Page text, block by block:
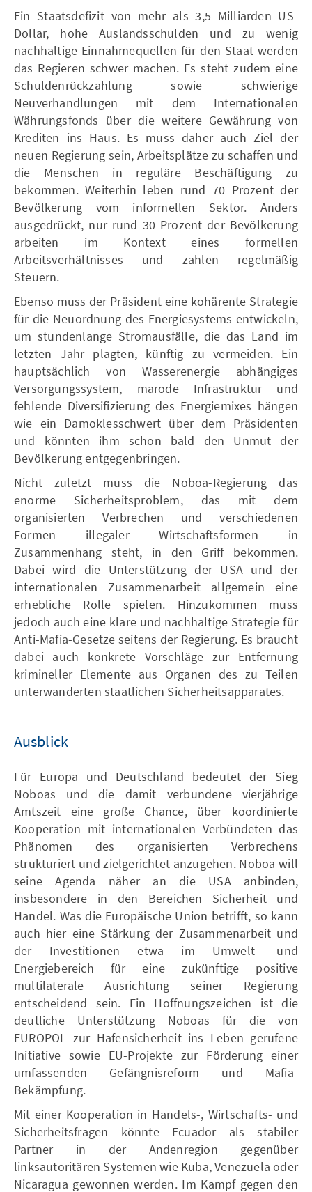
Ein Staatsdefizit von mehr als 3,5 Milliarden US-
Dollar, hohe Auslandsschulden und zu wenig
nachhaltige Einnahmequellen für den Staat werden
das Regieren schwer machen. Es steht zudem eine
Schuldenrückzahlung sowie schwierige
Neuverhandlungen mit dem Internationalen
Währungsfonds über die weitere Gewährung von
Krediten ins Haus. Es muss daher auch Ziel der
neuen Regierung sein, Arbeitsplätze zu schaffen und
die Menschen in reguläre Beschäftigung zu
bekommen. Weiterhin leben rund 70 Prozent der
Bevölkerung vom informellen Sektor. Anders
ausgedrückt, nur rund 30 Prozent der Bevölkerung
arbeiten im Kontext eines formellen
Arbeitsverhältnisses und zahlen regelmäßig
Steuern.
Ebenso muss der Präsident eine kohärente Strategie
für die Neuordnung des Energiesystems entwickeln,
um stundenlange Stromausfälle, die das Land im
letzten Jahr plagten, künftig zu vermeiden. Ein
hauptsächlich von Wasserenergie abhängiges
Versorgungssystem, marode Infrastruktur und
fehlende Diversifizierung des Energiemixes hängen
wie ein Damoklesschwert über dem Präsidenten
und könnten ihm schon bald den Unmut der
Bevölkerung entgegenbringen.
Nicht zuletzt muss die Noboa-Regierung das
enorme Sicherheitsproblem, das mit dem
organisierten Verbrechen und verschiedenen
Formen illegaler Wirtschaftsformen in
Zusammenhang steht, in den Griff bekommen.
Dabei wird die Unterstützung der USA und der
internationalen Zusammenarbeit allgemein eine
erhebliche Rolle spielen. Hinzukommen muss
jedoch auch eine klare und nachhaltige Strategie für
Anti-Mafia-Gesetze seitens der Regierung. Es braucht
dabei auch konkrete Vorschläge zur Entfernung
krimineller Elemente aus Organen des zu Teilen
unterwanderten staatlichen Sicherheitsapparates.
Ausblick
Für Europa und Deutschland bedeutet der Sieg
Noboas und die damit verbundene vierjährige
Amtszeit eine große Chance, über koordinierte
Kooperation mit internationalen Verbündeten das
Phänomen des organisierten Verbrechens
strukturiert und zielgerichtet anzugehen. Noboa will
seine Agenda näher an die USA anbinden,
insbesondere in den Bereichen Sicherheit und
Handel. Was die Europäische Union betrifft, so kann
auch hier eine Stärkung der Zusammenarbeit und
der Investitionen etwa im Umwelt- und
Energiebereich für eine zukünftige positive
multilaterale Ausrichtung seiner Regierung
entscheidend sein. Ein Hoffnungszeichen ist die
deutliche Unterstützung Noboas für die von
EUROPOL zur Hafensicherheit ins Leben gerufene
Initiative sowie EU-Projekte zur Förderung einer
umfassenden Gefängnisreform und Mafia-
Bekämpfung.
Mit einer Kooperation in Handels-, Wirtschafts- und
Sicherheitsfragen könnte Ecuador als stabiler
Partner in der Andenregion gegenüber
linksautoritären Systemen wie Kuba, Venezuela oder
Nicaragua gewonnen werden. Im Kampf gegen den